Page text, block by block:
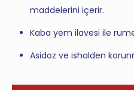
maddelerini içerir.
Kaba yem ilavesi ile
Asidoz ve ishalden